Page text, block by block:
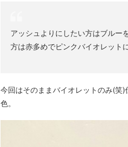
アッシュよりにしたい方はブルー
方は赤多めでピンクバイオレット
今回はそのままバイオレットのみ(笑
色。